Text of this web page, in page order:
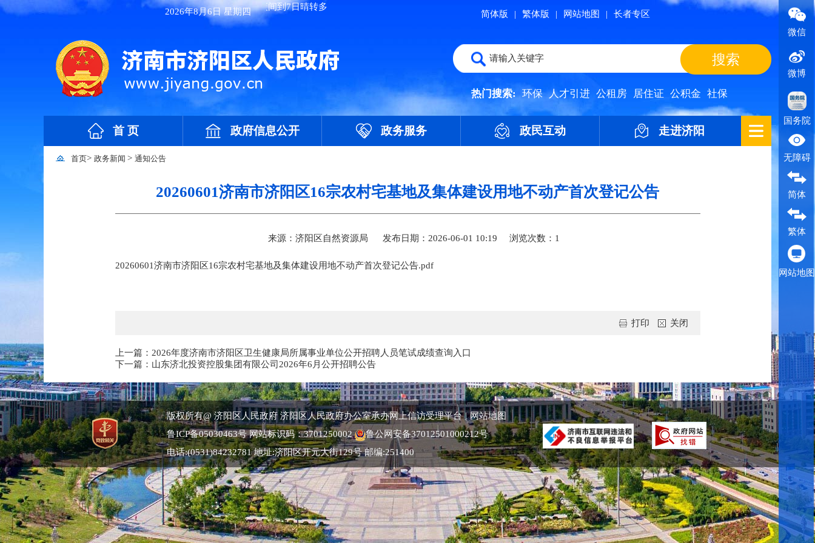
2026年8月6日 星期四 简体版 | 繁体版 | 网站地图 | 长者专区
热门搜索: 环保 人才引进 公租房 居住证 公积金 社保
首 页 政府信息公开 政务服务 政民互动 走进济阳
首页> 政务新闻 > 通知公告
20260601济南市济阳区16宗农村宅基地及集体建设用地不动产首次登记公告
来源：济阳区自然资源局 发布日期：2026-06-01 10:19 浏览次数： 1
20260601济南市济阳区16宗农村宅基地及集体建设用地不动产首次登记公告.pdf
打印 关闭
上一篇： 2026年度济南市济阳区卫生健康局所属事业单位公开招聘人员笔试成绩查询入口
下一篇： 山东济北投资控股集团有限公司2026年6月公开招聘公告
版权所有@ 济阳区人民政府 济阳区人民政府办公室承办网上信访受理平台 | 网站地图
鲁ICP备05030463号网站标识码：3701250002
鲁公网安备37012501000212号
电话:(0531)84232781 地址:济阳区开元大街129号 邮编:251400
微信
微博
国务院
无障碍
简体
繁体
网站地图